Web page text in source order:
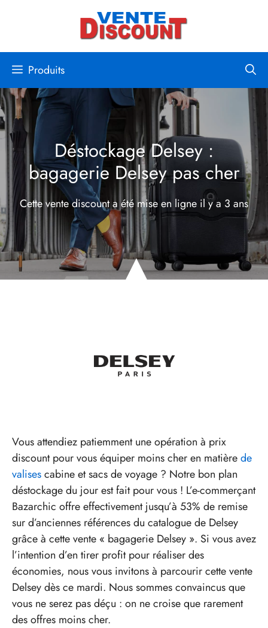
Produits
Déstockage Delsey :
bagagerie Delsey pas cher
Cette vente discount a été mise en ligne il y a 3 ans
Vous attendiez patiemment une opération à prix
discount pour vous équiper moins cher en matièrede
valisescabine et sacs de voyage ? Notre bon plan
déstockage du jour est fait pour vous ! L’e-commerçant
Bazarchic offre effectivement jusqu’à 53% de remise
sur d’anciennes références du catalogue de Delsey
grâce à cette vente « bagagerie Delsey ». Si vous avez
l’intention d’en tirer profit pour réaliser des
économies, nous vous invitons à parcourir cette vente
Delsey dès ce mardi. Nous sommes convaincus que
vous ne serez pas déçu : on ne croise que rarement
des offres moins cher.